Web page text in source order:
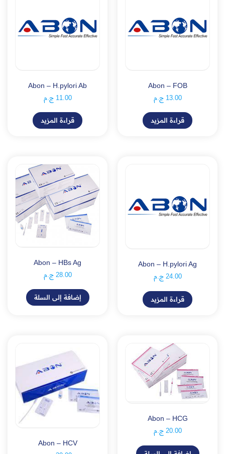
Abon – FOB
13.00 ج.م
قراءة المزيد
Abon – H.pylori Ab
11.00 ج.م
قراءة المزيد
Abon – H.pylori Ag
24.00 ج.م
قراءة المزيد
Abon – HBs Ag
28.00 ج.م
إضافة إلى السلة
Abon – HCG
20.00 ج.م
Abon – HCV